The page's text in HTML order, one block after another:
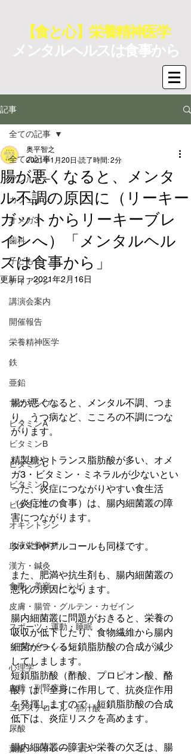
【食と心】栄養精神医学
メンタルヘルスは食事から
記事
全ての記事
アレルギー
カフェイン
オメガ3
歯科
子ども
ナイアシン
講演会案内
開催報告
栄養精神医学
鉄
亜鉛
マグネシウム
ビタミンA
ビタミンB
ビタミンC
ビタミンD
ビタミンE
オキシトシン
血液栄養解析
漢方・鍼灸
食事・美容・レシピ
皮膚・腸管・グルテン・カゼイン
スポーツ・運動・睡眠
リラクゼーション
心理学
血糖・副腎疲労
コレステロール・胆汁酸
尿酸
葉酸・メチレーション
全ての記事
腸が悪くなると、メンタ
ル不調の原因に（リーキー
ガットからリーキーブレ
インへ）「メンタルヘル
スは食事から」
奥平智之
2021年1月20日 読了時間: 2分
更新日：2021年2月16日
腸が悪くなると、メンタル不調、つま
り、うつ病など、こころの不調につな
がります。
精製糖やトランス脂肪酸が多い、オメ
ガ3・ビタミン・ミネラルが少ないとい
った、炎症につながりやすい食生活
（炎症性の食事）は、腸内細菌叢の障
害につながります。
タバコやアルコールも同様です。
また、肥満や抗生剤も、腸内細菌叢の
悪化の原因になります。
腸内細菌叢に問題がおきると、栄養の
吸収が低下したり、食物繊維から腸内
細菌がつくる短鎖脂肪酸の合成が減少
してしまします。
短鎖脂肪酸（酢酸、プロピオン酸、酪
酸）は、全身に作用して、抗炎症作用
を発揮しますので、短鎖脂肪酸の合成
低下は、炎症リスクを高めます。
腸内細菌叢の障害や栄養の欠乏は、腸